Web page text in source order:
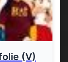
(V)